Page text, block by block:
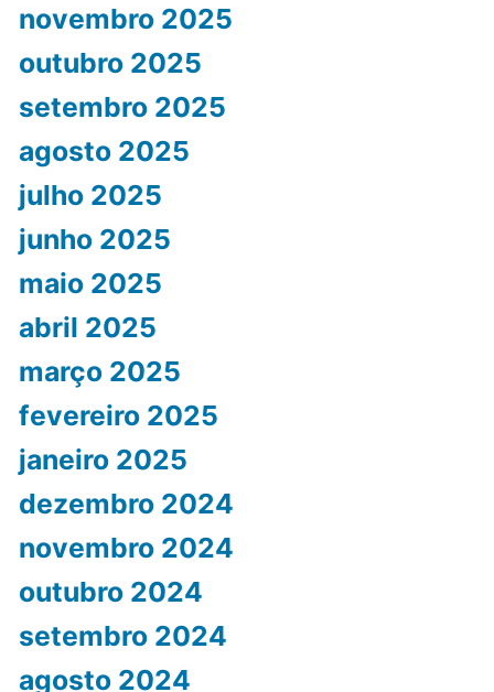
novembro 2025
outubro 2025
setembro 2025
agosto 2025
julho 2025
junho 2025
maio 2025
abril 2025
março 2025
fevereiro 2025
janeiro 2025
dezembro 2024
novembro 2024
outubro 2024
setembro 2024
agosto 2024